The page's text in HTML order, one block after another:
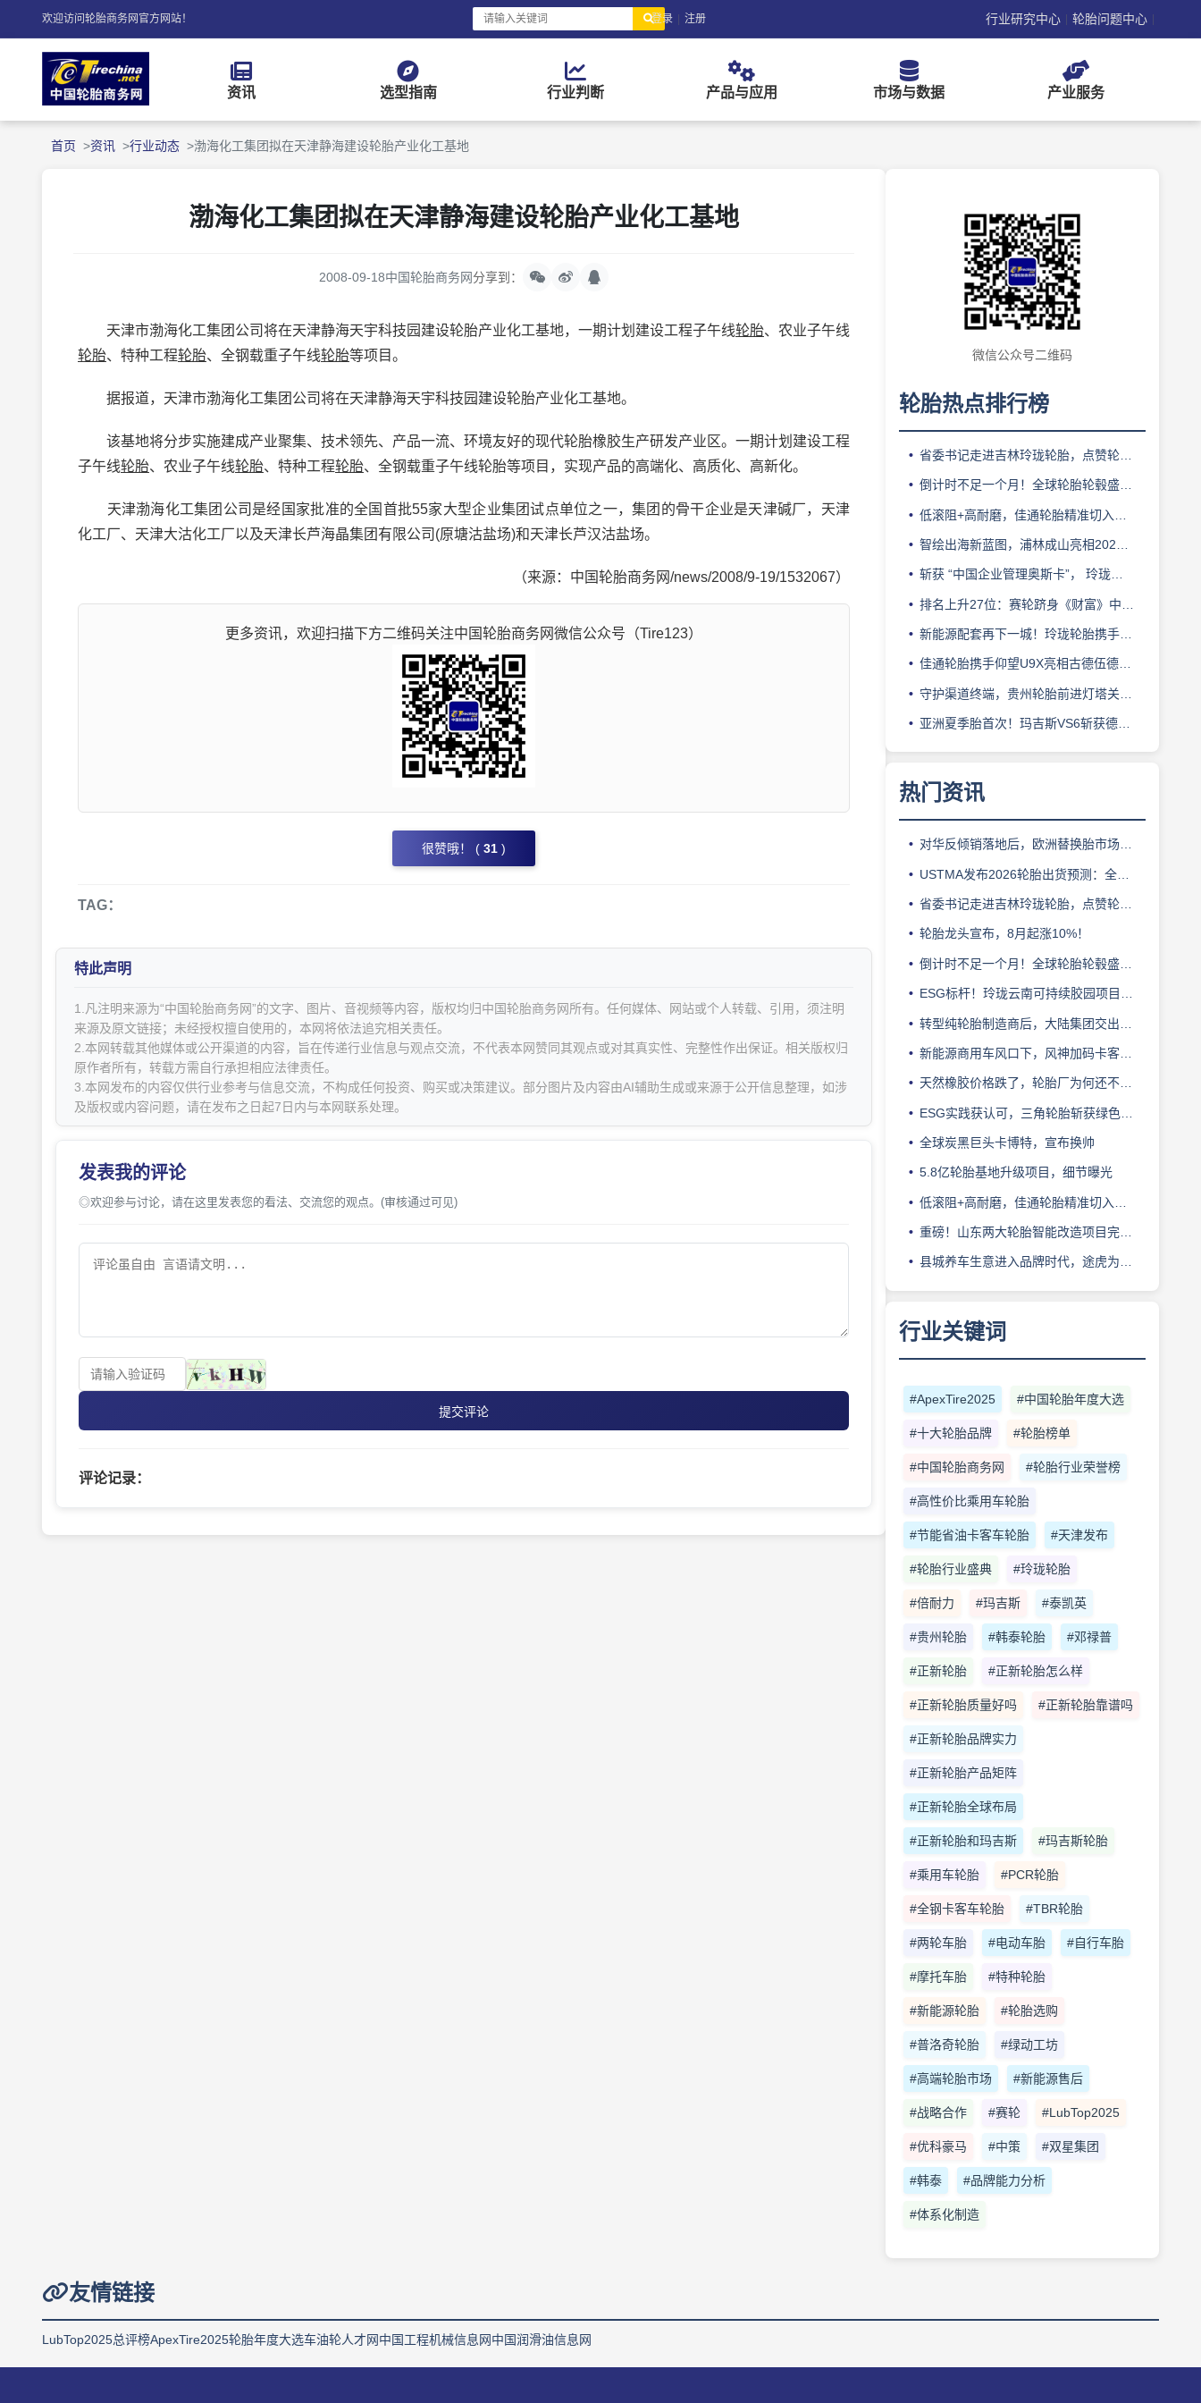
欢迎访问轮胎商务网官方网站！ 登录 | 注册 行业研究中心 | 轮胎问题中心 |
资讯 选型指南 行业判断 产品与应用 市场与数据 产业服务
首页 资讯 行业动态 渤海化工集团拟在天津静海建设轮胎产业化工基地
渤海化工集团拟在天津静海建设轮胎产业化工基地
2008-09-18中国轮胎商务网分享到：
天津市渤海化工集团公司将在天津静海天宇科技园建设轮胎产业化工基地，一期计划建设工程子午线轮胎、农业子午线
轮胎、特种工程轮胎、全钢载重子午线轮胎等项目。
据报道，天津市渤海化工集团公司将在天津静海天宇科技园建设轮胎产业化工基地。
该基地将分步实施建成产业聚集、技术领先、产品一流、环境友好的现代轮胎橡胶生产研发产业区。一期计划建设工程
子午线轮胎、农业子午线轮胎、特种工程轮胎、全钢载重子午线轮胎等项目，实现产品的高端化、高质化、高新化。
天津渤海化工集团公司是经国家批准的全国首批55家大型企业集团试点单位之一，集团的骨干企业是天津碱厂，天津
化工厂、天津大沽化工厂以及天津长芦海晶集团有限公司(原塘沽盐场)和天津长芦汉沽盐场。
（来源：中国轮胎商务网/news/2008/9-19/1532067）
更多资讯，欢迎扫描下方二维码关注中国轮胎商务网微信公众号（Tire123）
很赞哦！ ( 31 )
TAG：
特此声明
1.凡注明来源为“中国轮胎商务网”的文字、图片、音视频等内容，版权均归中国轮胎商务网所有。任何媒体、网站或个人转载、引用，须注明
来源及原文链接；未经授权擅自使用的，本网将依法追究相关责任。
2.本网转载其他媒体或公开渠道的内容，旨在传递行业信息与观点交流，不代表本网赞同其观点或对其真实性、完整性作出保证。相关版权归
原作者所有，转载方需自行承担相应法律责任。
3.本网发布的内容仅供行业参考与信息交流，不构成任何投资、购买或决策建议。部分图片及内容由AI辅助生成或来源于公开信息整理，如涉
及版权或内容问题，请在发布之日起7日内与本网联系处理。
发表我的评论
◎欢迎参与讨论，请在这里发表您的看法、交流您的观点。(审核通过可见)
提交评论
评论记录：
微信公众号二维码
轮胎热点排行榜
省委书记走进吉林玲珑轮胎，点赞轮胎智造标杆
倒计时不足一个月！全球轮胎轮毂盛会即将登陆上海！
低滚阻+高耐磨，佳通轮胎精准切入新能源轻卡赛道
智绘出海新蓝图，浦林成山亮相2026泰中合作博览会
斩获 “中国企业管理奥斯卡”， 玲珑轮胎蝉联 BMC 大奖
排名上升27位：赛轮跻身《财富》中国500强背后的增长逻辑
新能源配套再下一城！玲珑轮胎携手小鹏L03全球上市
佳通轮胎携手仰望U9X亮相古德伍德，以轮胎科技挑战性能边界
守护渠道终端，贵州轮胎前进灯塔关爱基金驰援长春受灾门店
亚洲夏季胎首次！玛吉斯VS6斩获德国TÜV SÜD高阶认证
热门资讯
对华反倾销落地后，欧洲替换胎市场迎来拐点
USTMA发布2026轮胎出货预测：全年3.303 亿条
省委书记走进吉林玲珑轮胎，点赞轮胎智造标杆
轮胎龙头宣布，8月起涨10%！
倒计时不足一个月！全球轮胎轮毂盛会即将登陆上海！
ESG标杆！玲珑云南可持续胶园项目获评最佳实践
转型纯轮胎制造商后，大陆集团交出亮眼业绩
新能源商用车风口下，风神加码卡客车胎产能
天然橡胶价格跌了，轮胎厂为何还不敢“松口气”？
ESG实践获认可，三角轮胎斩获绿色发展典范企业奖
全球炭黑巨头卡博特，宣布换帅
5.8亿轮胎基地升级项目，细节曝光
低滚阻+高耐磨，佳通轮胎精准切入新能源轻卡赛道
重磅！山东两大轮胎智能改造项目完成备案
县城养车生意进入品牌时代，途虎为何此时加码“万镇万店”？
行业关键词
#ApexTire2025 #中国轮胎年度大选
#十大轮胎品牌 #轮胎榜单
#中国轮胎商务网 #轮胎行业荣誉榜
#高性价比乘用车轮胎
#节能省油卡客车轮胎 #天津发布
#轮胎行业盛典 #玲珑轮胎
#倍耐力 #玛吉斯 #泰凯英
#贵州轮胎 #韩泰轮胎 #邓禄普
#正新轮胎 #正新轮胎怎么样
#正新轮胎质量好吗 #正新轮胎靠谱吗
#正新轮胎品牌实力
#正新轮胎产品矩阵
#正新轮胎全球布局
#正新轮胎和玛吉斯 #玛吉斯轮胎
#乘用车轮胎 #PCR轮胎
#全钢卡客车轮胎 #TBR轮胎
#两轮车胎 #电动车胎 #自行车胎
#摩托车胎 #特种轮胎
#新能源轮胎 #轮胎选购
#普洛奇轮胎 #绿动工坊
#高端轮胎市场 #新能源售后
#战略合作 #赛轮 #LubTop2025
#优科豪马 #中策 #双星集团
#韩泰 #品牌能力分析
#体系化制造
友情链接
LubTop2025总评榜ApexTire2025轮胎年度大选车油轮人才网中国工程机械信息网中国润滑油信息网